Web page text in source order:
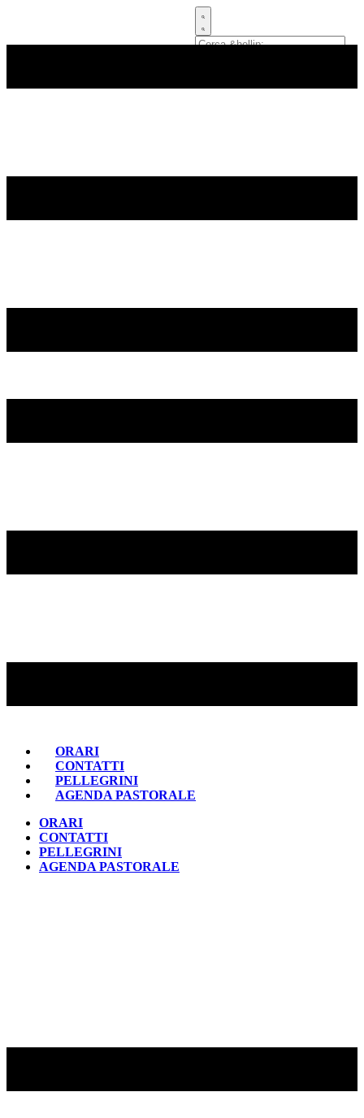
ORARI
CONTATTI
PELLEGRINI
AGENDA PASTORALE
ORARI
CONTATTI
PELLEGRINI
AGENDA PASTORALE